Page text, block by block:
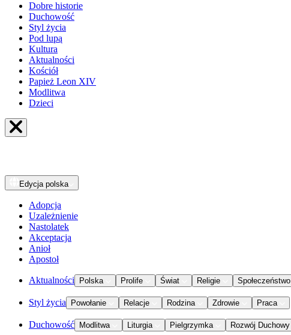
Dobre historie
Duchowość
Styl życia
Pod lupą
Kultura
Aktualności
Kościół
Papież Leon XIV
Modlitwa
Dzieci
Edycja polska
Adopcja
Uzależnienie
Nastolatek
Akceptacja
Anioł
Apostoł
Aktualności Polska Prolife Świat Religie Społeczeństwo
Styl życia Powołanie Relacje Rodzina Zdrowie Praca
Duchowość Modlitwa Liturgia Pielgrzymka Rozwój Duchowy